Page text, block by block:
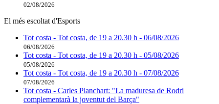
02/08/2026
El més escoltat d'Esports
Tot costa - Tot costa, de 19 a 20.30 h - 06/08/2026
06/08/2026
Tot costa - Tot costa, de 19 a 20.30 h - 05/08/2026
05/08/2026
Tot costa - Tot costa, de 19 a 20.30 h - 07/08/2026
07/08/2026
Tot costa - Carles Planchart: "La maduresa de Rodri
complementarà la joventut del Barça"